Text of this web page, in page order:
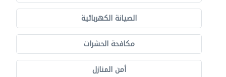
الصيانة الكهربائية
مكافحة الحشرات
أمن المنازل